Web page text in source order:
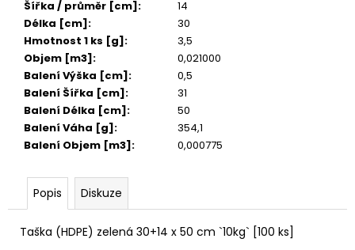
Šířka / průměr [cm]:
14
Délka [cm]:
30
Hmotnost 1 ks [g]:
3,5
Objem [m3]:
0,021000
Balení Výška [cm]:
0,5
Balení Šířka [cm]:
31
Balení Délka [cm]:
50
Balení Váha [g]:
354,1
Balení Objem [m3]: 0,000775
Popis Diskuze
Taška (HDPE) zelená 30+14 x 50 cm `10kg` [100 ks]
DAHLE
LAMINÁTOR
70103,
A3,
VÁLCE
990
Kč
Původně:
667